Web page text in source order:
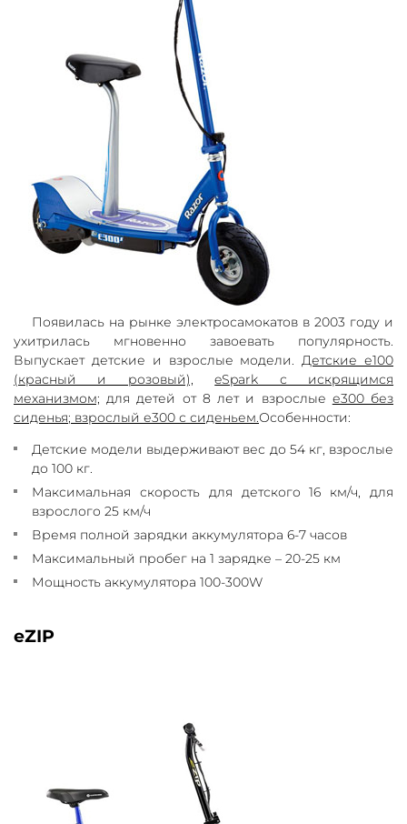
Появилась на рынке электросамокатов в 2003 году и
ухитрилась мгновенно завоевать популярность.
Выпускает детские и взрослые модели.Детские е100
(красный и розовый),
eSpark с искрящимся
механизмом; для детей от 8 лет и взрослые е300 без
сиденья; взрослый е300 с сиденьем.Особенности:
Детские модели выдерживают вес до 54 кг, взрослые
до 100 кг.
Максимальная скорость для детского 16 км/ч, для
взрослого 25 км/ч
Время полной зарядки аккумулятора 6-7 часов
Максимальный пробег на 1 зарядке – 20-25 км
Мощность аккумулятора 100-300W
eZIP